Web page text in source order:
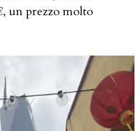
un prezzo molto